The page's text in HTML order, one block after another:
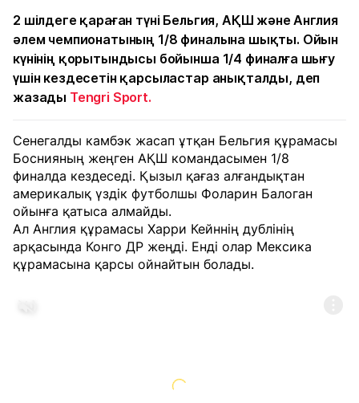
2 шілдеге қараған түні Бельгия, АҚШ және Англия
әлем чемпионатының 1/8 финалына шықты. Ойын
күнінің қорытындысы бойынша 1/4 финалға шығу
үшін кездесетін қарсыластар анықталды, деп
жазады Tengri Sport.
Сенегалды камбэк жасап ұтқан Бельгия құрамасы
Боснияның жеңген АҚШ командасымен 1/8
финалда кездеседі. Қызыл қағаз алғандықтан
америкалық үздік футболшы Фоларин Балоган
ойынға қатыса алмайды.
Ал Англия құрамасы Харри Кейннің дублінің
арқасында Конго ДР жеңді. Енді олар Мексика
құрамасына қарсы ойнайтын болады.